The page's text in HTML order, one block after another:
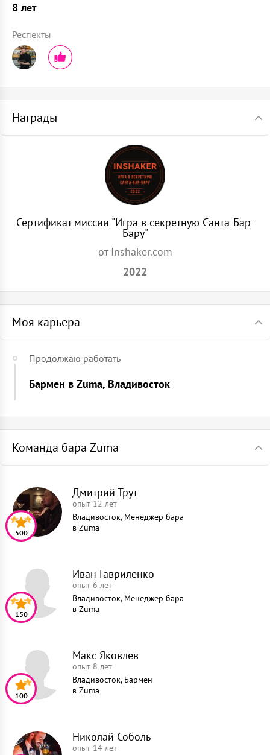
8 лет
Респекты
Награды
Сертификат миссии "Игра в секретную Санта-Бар-
Бару"
от Inshaker.com
2022
Моя карьера
Продолжаю работать
Бармен в Zuma, Владивосток
Команда бара Zuma
Дмитрий Трут
опыт 12 лет
Владивосток, Менеджер бара
в Zuma
500
Иван Гавриленко
опыт 6 лет
Владивосток, Менеджер бара
в Zuma
150
Макс Яковлев
опыт 8 лет
Владивосток, Бармен
в Zuma
100
Николай Соболь
опыт 14 лет